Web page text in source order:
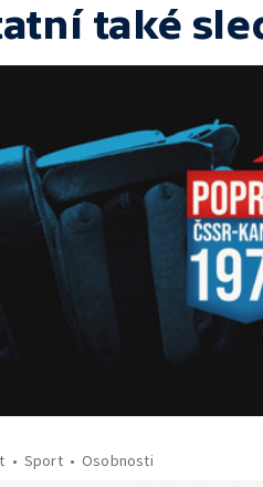
také
Sport Osobnosti